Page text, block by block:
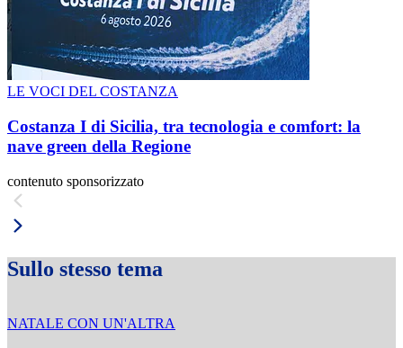
LE VOCI DEL COSTANZA
Costanza I di Sicilia, tra tecnologia e comfort: la
nave green della Regione
contenuto sponsorizzato
Sullo stesso tema
NATALE CON UN'ALTRA